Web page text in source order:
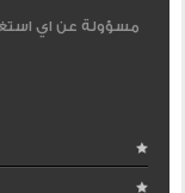
مسؤولة عن اي